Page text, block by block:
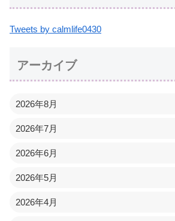
Tweets by calmlife0430
アーカイブ
2026年8月
2026年7月
2026年6月
2026年5月
2026年4月